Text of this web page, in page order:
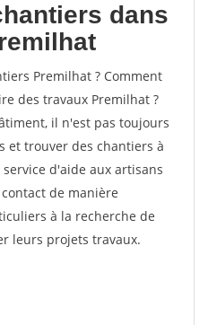
dans
Premilhat ? Comment
des travaux Premilhat ?
il n'est pas toujours
et trouver des chantiers à
d'aide aux artisans
de manière
à la recherche de
leurs projets travaux.